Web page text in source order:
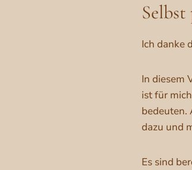
Ich danke
In diesem
ist für
bedeuten.
dazu und
Es sind